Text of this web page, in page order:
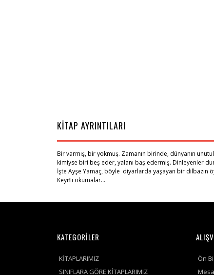
KİTAP AYRINTILARI
Bir varmış, bir yokmuş. Zamanın birinde, dünyanın
kimiyse biri beş eder, yalanı baş edermiş. Dinleyenler
İşte Ayşe Yamaç, böyle diyarlarda yaşayan bir dilbazın
Keyifli okumalar...
KATEGORİLER
KİTAPLARIMIZ
SINIFLARA GÖRE KİTAPLARIMIZ
Ön